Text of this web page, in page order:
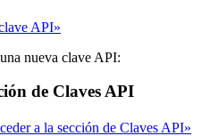
API»
nueva clave API:
de Claves API
a la sección de Claves API»